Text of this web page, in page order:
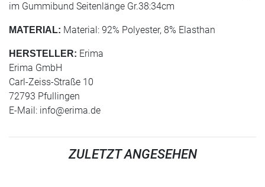
im Gummibund Seitenlänge Gr.38:34cm
MATERIAL: Material: 92% Polyester, 8% Elasthan
HERSTELLER: Erima
Erima GmbH
Carl-Zeiss-Straße 10
72793 Pfullingen
E-Mail: info@erima.de
ZULETZT ANGESEHEN